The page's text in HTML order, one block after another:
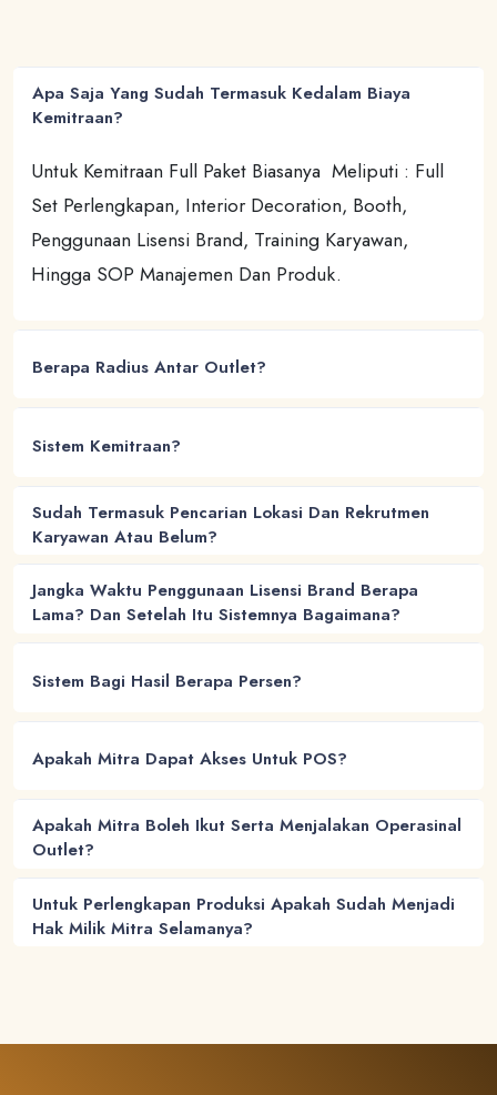
Apa Saja Yang Sudah Termasuk Kedalam Biaya
Kemitraan?
Untuk Kemitraan Full Paket Biasanya Meliputi : Full
Set Perlengkapan, Interior Decoration, Booth,
Penggunaan Lisensi Brand, Training Karyawan,
Hingga SOP Manajemen Dan Produk.
Berapa Radius Antar Outlet?
Sistem Kemitraan?
Sudah Termasuk Pencarian Lokasi Dan Rekrutmen
Karyawan Atau Belum?
Jangka Waktu Penggunaan Lisensi Brand Berapa
Lama? Dan Setelah Itu Sistemnya Bagaimana?
Sistem Bagi Hasil Berapa Persen?
Apakah Mitra Dapat Akses Untuk POS?
Apakah Mitra Boleh Ikut Serta Menjalakan Operasinal
Outlet?
Untuk Perlengkapan Produksi Apakah Sudah Menjadi
Hak Milik Mitra Selamanya?